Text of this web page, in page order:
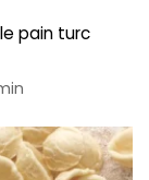
pain turc